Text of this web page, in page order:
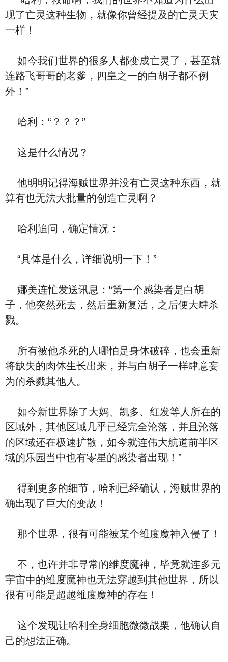
现了亡灵这种生物，就像你曾经提及的亡灵天灾
一样！
如今我们世界的很多人都变成亡灵了，甚至就
连路飞哥哥的老爹，四皇之一的白胡子都不例
外！”
哈利：“？？？”
这是什么情况？
他明明记得海贼世界并没有亡灵这种东西，就
算有也无法大批量的创造亡灵啊？
哈利追问，确定情况：
“具体是什么，详细说明一下！”
娜美连忙发送讯息：“第一个感染者是白胡
子，他突然死去，然后重新复活，之后便大肆杀
戮。
所有被他杀死的人哪怕是身体破碎，也会重新
将缺失的肉体生长出来，并与白胡子一样肆意妄
为的杀戮其他人。
如今新世界除了大妈、凯多、红发等人所在的
区域外，其他区域几乎已经完全沦落，并且沦落
的区域还在极速扩散，如今就连伟大航道前半区
域的乐园当中也有零星的感染者出现！”
得到更多的细节，哈利已经确认，海贼世界的
确出现了巨大的变故！
那个世界，很有可能被某个维度魔神入侵了！
不，也许并非寻常的维度魔神，毕竟就连多元
宇宙中的维度魔神也无法穿越到其他世界，所以
很有可能是超越维度魔神的存在！
这个发现让哈利全身细胞微微战栗，他确认自
己的想法正确。